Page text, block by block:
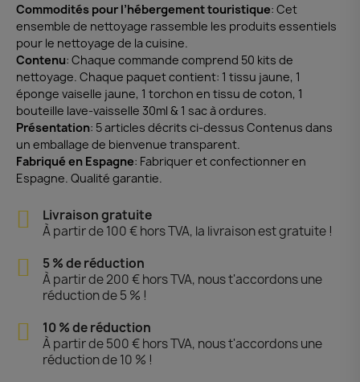
Commodités pour l’hébergement touristique: Cet
ensemble de nettoyage rassemble les produits essentiels
pour le nettoyage de la cuisine.
Contenu: Chaque commande comprend 50 kits de
nettoyage. Chaque paquet contient: 1 tissu jaune, 1
éponge vaiselle jaune, 1 torchon en tissu de coton, 1
bouteille lave-vaisselle 30ml & 1 sac à ordures.
Présentation: 5 articles décrits ci-dessus Contenus dans
un emballage de bienvenue transparent.
Fabriqué en Espagne: Fabriquer et confectionner en
Espagne. Qualité garantie.
Livraison gratuite
À partir de 100 € hors TVA, la livraison est gratuite !
5 % de réduction
À partir de 200 € hors TVA, nous t'accordons une
réduction de 5 % !
10 % de réduction
À partir de 500 € hors TVA, nous t'accordons une
réduction de 10 % !